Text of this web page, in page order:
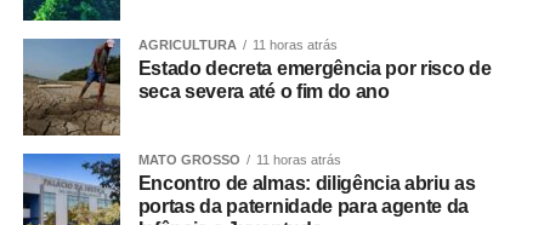
exigida será eliminado, sem possibilidade de segunda
chamada. Nesse caso, será convocado o próximo
classificado na sequência.
Os documentos a serem apresentados, conforme os
editais, são RG, CPF, Título de Eleitor, PIS ou PASEP,
Certificado de Reservista (para candidatos do sexo
AGRICULTURA 11 horas atrás
Estado decreta emergência por risco de
seca severa até o fim do ano
MATO GROSSO 11 horas atrás
Encontro de almas: diligência abriu as
portas da paternidade para agente da